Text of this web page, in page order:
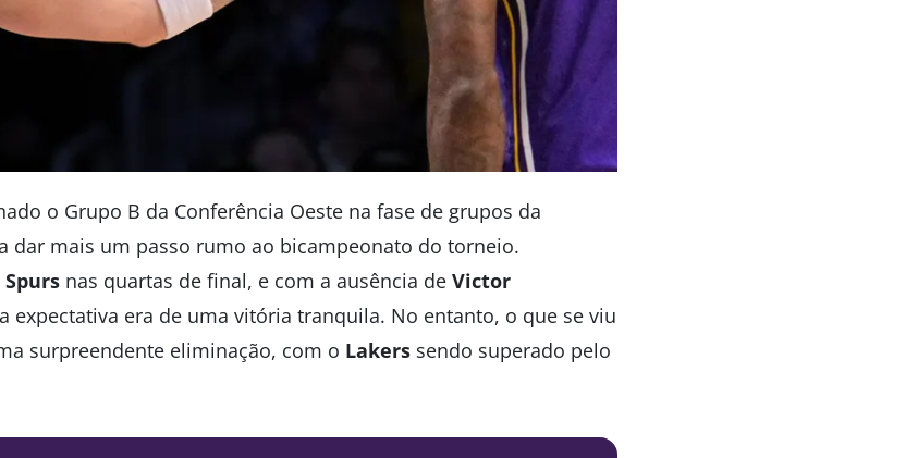
o Grupo B da Conferência Oeste na fase de grupos da
dar mais um passo rumo ao bicampeonato do torneio.
nas quartas de final, e com a ausência de Victor
expectativa era de uma vitória tranquila. No entanto, o que se viu
surpreendente eliminação, com o Lakers sendo superado pelo